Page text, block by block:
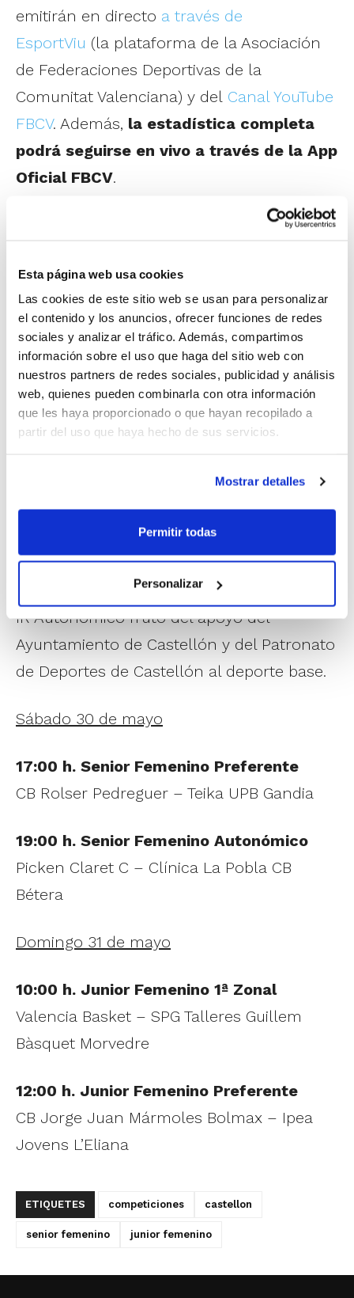
Esta página web usa cookies
Las cookies de este sitio web se usan para personalizar
el contenido y los anuncios, ofrecer funciones de redes
sociales y analizar el tráfico. Además, compartimos
información sobre el uso que haga del sitio web con
nuestros partners de redes sociales, publicidad y análisis
web, quienes pueden combinarla con otra información
que les haya proporcionado o que hayan recopilado a
partir del uso que haya hecho de sus servicios.
Mostrar detalles
Permitir todas
Personalizar
emitirán en directo a través de
EsportViu (la plataforma de la Asociación
de Federaciones Deportivas de la
Comunitat Valenciana) y del Canal YouTube
FBCV. Además, la estadística completa
podrá seguirse en vivo a través de la App
Oficial FBCV.
Estas Finales se convierten en el segundo
evento de gran nivel que va a acoger la
ciudad de Castellón de La Plana esta
temporada, después de haber sido también
la sede de la Fase Final Infantil Femenino
IR Autonómico fruto del apoyo del
Ayuntamiento de Castellón y del Patronato
de Deportes de Castellón al deporte base.
Sábado 30 de mayo
17:00 h. Senior Femenino Preferente
CB Rolser Pedreguer – Teika UPB Gandia
19:00 h. Senior Femenino Autonómico
Picken Claret C – Clínica La Pobla CB
Bétera
Domingo 31 de mayo
10:00 h. Junior Femenino 1ª Zonal
Valencia Basket – SPG Talleres Guillem
Bàsquet Morvedre
12:00 h. Junior Femenino Preferente
CB Jorge Juan Mármoles Bolmax – Ipea
Jovens L’Eliana
ETIQUETES competiciones castellon
senior femenino junior femenino